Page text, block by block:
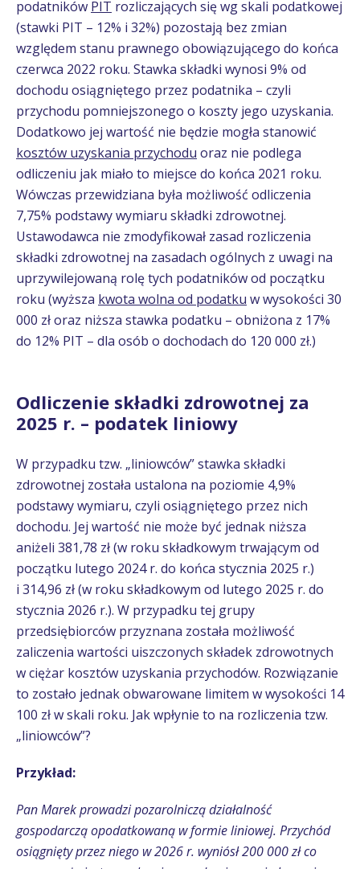
podatników PIT rozliczających się wg skali podatkowej
(stawki PIT – 12% i 32%) pozostają bez zmian
względem stanu prawnego obowiązującego do końca
czerwca 2022 roku. Stawka składki wynosi 9% od
dochodu osiągniętego przez podatnika – czyli
przychodu pomniejszonego o koszty jego uzyskania.
Dodatkowo jej wartość nie będzie mogła stanowić
kosztów uzyskania przychodu oraz nie podlega
odliczeniu jak miało to miejsce do końca 2021 roku.
Wówczas przewidziana była możliwość odliczenia
7,75% podstawy wymiaru składki zdrowotnej.
Ustawodawca nie zmodyfikował zasad rozliczenia
składki zdrowotnej na zasadach ogólnych z uwagi na
uprzywilejowaną rolę tych podatników od początku
roku (wyższa kwota wolna od podatku w wysokości 30
000 zł oraz niższa stawka podatku – obniżona z 17%
do 12% PIT – dla osób o dochodach do 120 000 zł.)
Odliczenie składki zdrowotnej za
2025 r. – podatek liniowy
W przypadku tzw. „liniowców” stawka składki
zdrowotnej została ustalona na poziomie 4,9%
podstawy wymiaru, czyli osiągniętego przez nich
dochodu. Jej wartość nie może być jednak niższa
aniżeli 381,78 zł (w roku składkowym trwającym od
początku lutego 2024 r. do końca stycznia 2025 r.)
i 314,96 zł (w roku składkowym od lutego 2025 r. do
stycznia 2026 r.). W przypadku tej grupy
przedsiębiorców przyznana została możliwość
zaliczenia wartości uiszczonych składek zdrowotnych
w ciężar kosztów uzyskania przychodów. Rozwiązanie
to zostało jednak obwarowane limitem w wysokości 14
100 zł w skali roku. Jak wpłynie to na rozliczenia tzw.
„liniowców”?
Przykład:
Pan Marek prowadzi pozarolniczą działalność
gospodarczą opodatkowaną w formie liniowej. Przychód
osiągnięty przez niego w 2026 r. wyniósł 200 000 zł co